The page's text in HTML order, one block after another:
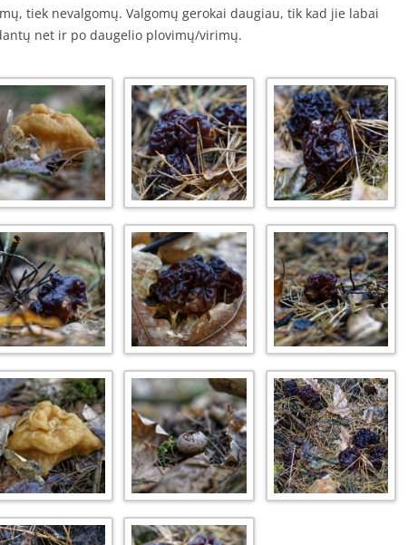
tiek nevalgomų. Valgomų gerokai daugiau, tik kad jie labai
net ir po daugelio plovimų/virimų.